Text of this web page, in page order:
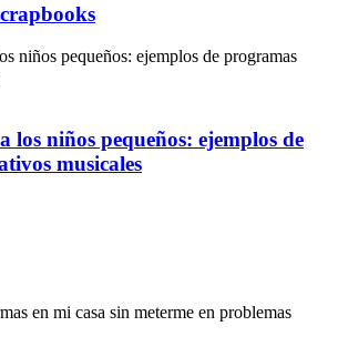
los niños pequeños: ejemplos de
musicales